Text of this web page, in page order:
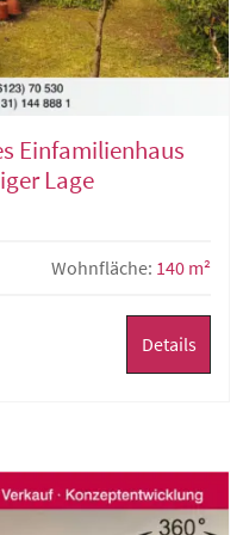
Einfamilienhaus
Lage
Wohnfläche: 140 m²
Details